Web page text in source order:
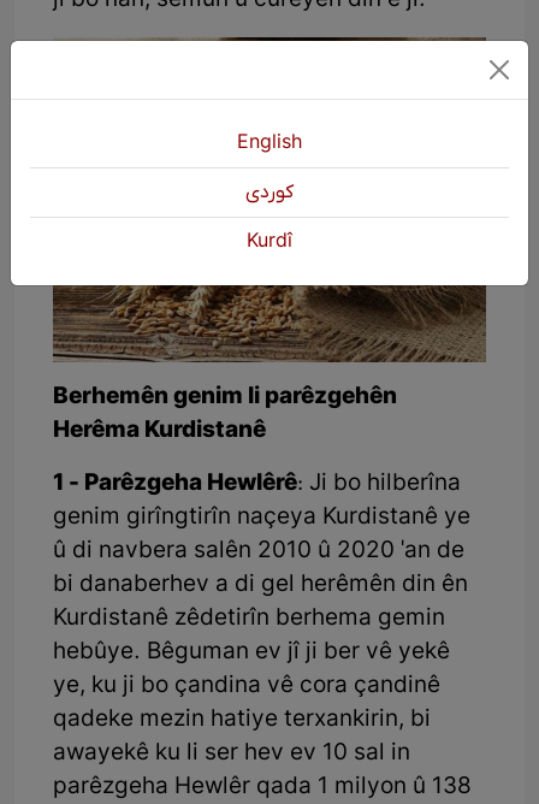
Berhemên genim li parêzgehên
Herêma Kurdistanê
1 - Parêzgeha Hewlêrê: Ji bo hilberîna
genim girîngtirîn naçeya Kurdistanê ye
û di navbera salên 2010 û 2020 'an de
bi danaberhev a di gel herêmên din ên
Kurdistanê zêdetirîn berhema gemin
hebûye. Bêguman ev jî ji ber vê yekê
ye, ku ji bo çandina vê cora çandinê
qadeke mezin hatiye terxankirin, bi
awayekê ku li ser hev ev 10 sal in
parêzgeha Hewlêr qada 1 milyon û 138
English
كوردی
Kurdî